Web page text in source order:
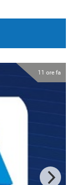
11 ore fa